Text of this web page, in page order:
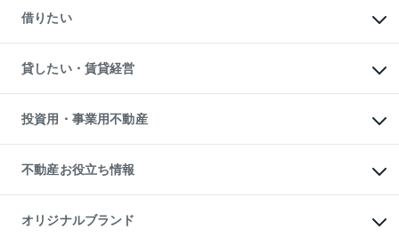
中古一戸建ての購入
不動産購入の流れ
注目キーワード物件特集
購入ガイド
English 繁体中文簡体中文
一戸建ての売却・査定
土地の売却・査定
スピードAI査定
不動産査定について
不動産売却の流れ
不動産買換えの流れ
売却ガイド
借りたい
オフィス・店舗の賃貸
借りるときの流れ
借りるガイド
貸したい・賃貸経営
マンション賃料データ
賃貸管理プラン
リロケーションについて
貸すガイド
投資用・事業用不動産
事業用不動産
マンション投資
投資用マンション
アパート経営
不動産お役立ち情報
マンションライブラリー
人気マンションランキング
オリジナルブランド